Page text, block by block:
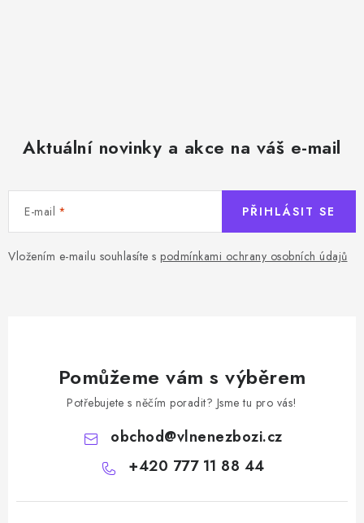
Aktuální novinky a akce na váš e-mail
E-mail
Vložením e-mailu souhlasíte s podmínkami ochrany osobních údajů
PŘIHLÁSIT SE
Pomůžeme vám s výběrem
Potřebujete s něčím poradit? Jsme tu pro vás!
obchod@vlnenezbozi.cz
+420 777 11 88 44